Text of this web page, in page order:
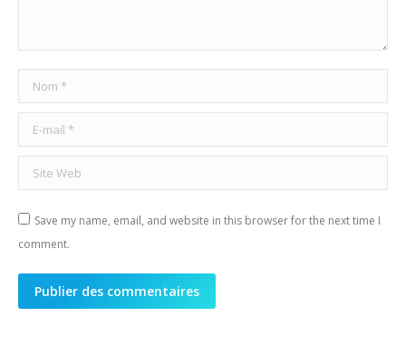
Nom *
E-mail *
Site Web
Save my name, email, and website in this browser for the next time I
comment.
Publier des commentaires